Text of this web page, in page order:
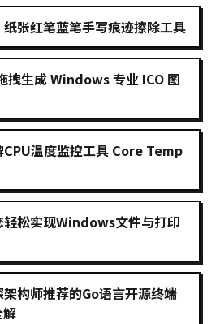
张红笔蓝笔手写痕迹擦除工具
拽生成 Windows 专业 ICO 图
CPU温度监控工具 Core Temp
轻松实现Windows文件与打印
构师推荐的Go语言开源终端